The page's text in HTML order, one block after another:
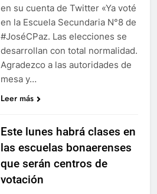
en su cuenta de Twitter «Ya voté
en la Escuela Secundaria N°8 de
#JoséCPaz. Las elecciones se
desarrollan con total normalidad.
Agradezco a las autoridades de
mesa y…
Leer más
Este lunes habrá clases en
las escuelas bonaerenses
que serán centros de
votación